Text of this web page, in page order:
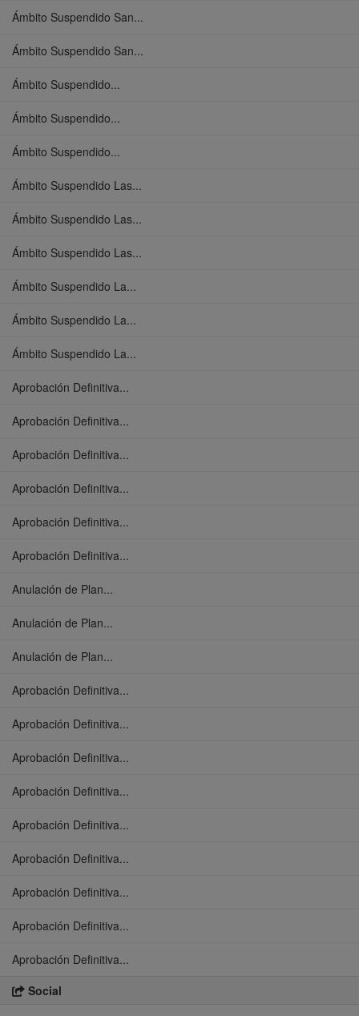
Ámbito Suspendido San...
Ámbito Suspendido San...
Ámbito Suspendido...
Ámbito Suspendido...
Ámbito Suspendido...
Ámbito Suspendido Las...
Ámbito Suspendido Las...
Ámbito Suspendido Las...
Ámbito Suspendido La...
Ámbito Suspendido La...
Ámbito Suspendido La...
Aprobación Definitiva...
Aprobación Definitiva...
Aprobación Definitiva...
Aprobación Definitiva...
Aprobación Definitiva...
Aprobación Definitiva...
Anulación de Plan...
Anulación de Plan...
Anulación de Plan...
Aprobación Definitiva...
Aprobación Definitiva...
Aprobación Definitiva...
Aprobación Definitiva...
Aprobación Definitiva...
Aprobación Definitiva...
Aprobación Definitiva...
Aprobación Definitiva...
Aprobación Definitiva...
Social